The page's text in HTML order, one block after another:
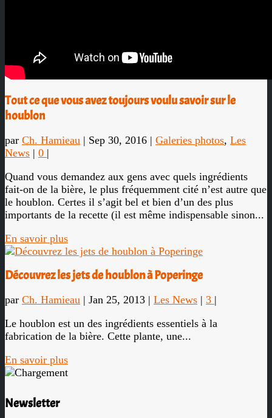
Tout ce que vous avez toujours voulu savoir sur le
houblon
par Ch. Hamieau | Sep 30, 2016 | Galeries photos, Les
News | 0 |
Quand vous demandez aux gens avec quels ingrédients
fait-on de la bière, le plus fréquemment cité n’est autre que
le houblon. Certes il s’agit bel et bien d’un des plus
importants de la recette (il est même indispensable sinon...
En savoir plus
Découvrez les jets de houblon à Poperinge
par Ch. Hamieau | Jan 25, 2013 | Les News | 3 |
Le houblon est un des ingrédients essentiels à la
fabrication de la bière. Cette plante, une...
En savoir plus
Newsletter